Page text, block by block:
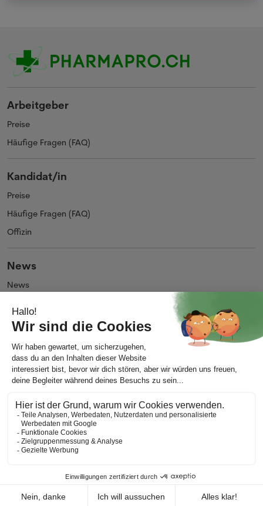
Arbeitgeber
Preise
Häufige Fragen (FAQ)
Kandidat/in
Preise
Häufige Fragen (FAQ)
Offizin
News
News
Über uns
Impressum
AGB
Allgemeine Nutzungsbedingungen
Datenschutz
Meine Cookie-Präferenzen ändern